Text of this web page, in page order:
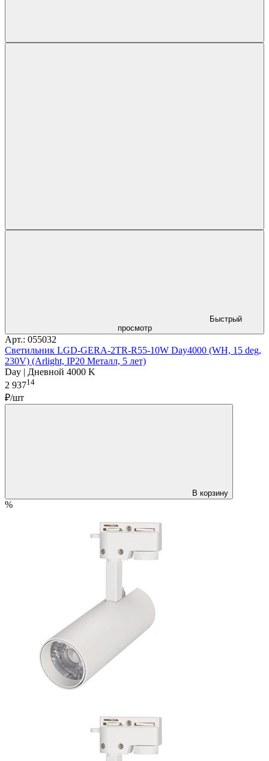
Быстрый
просмотр
Арт.: 055032
Светильник LGD-GERA-2TR-R55-10W Day4000 (WH, 15 deg,
230V) (Arlight, IP20 Металл, 5 лет)
Day | Дневной 4000 K
2 93714
₽/шт
В корзину
%